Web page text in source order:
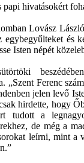
papi hivatásokért
Lovász
egybegyűlteket és
Isten népét
„Szent Ferenc
jelen levő
hirdette, hogy
tudott a
de még a
leírni, mint a